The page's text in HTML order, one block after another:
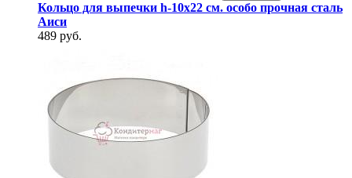
Кольцо для выпечки h-10х22 см. особо прочная сталь
Аиси
489 руб.